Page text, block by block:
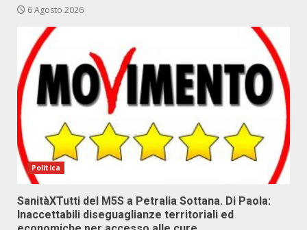
6 Agosto 2026
Politica
SanitàXTutti del M5S a Petralia Sottana. Di Paola:
Inaccettabili diseguaglianze territoriali ed